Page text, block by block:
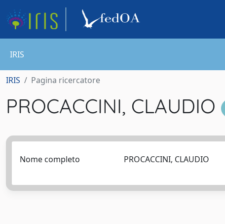
IRIS
IRIS Pagina ricercatore
PROCACCINI, CLAUDIO
Nome completo PROCACCINI, CLAUDIO